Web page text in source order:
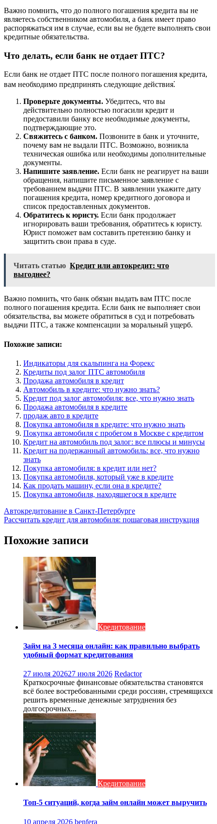
Важно помнить, что до полного погашения кредита вы не
являетесь собственником автомобиля, а банк имеет право
распоряжаться им в случае, если вы не будете выполнять свои
кредитные обязательства.
Что делать, если банк не отдает ПТС?
Если банк не отдает ПТС после полного погашения кредита,
вам необходимо предпринять следующие действия⁚
Проверьте документы. Убедитесь, что вы
действительно полностью погасили кредит и
предоставили банку все необходимые документы,
подтверждающие это.
Свяжитесь с банком. Позвоните в банк и уточните,
почему вам не выдали ПТС. Возможно, возникла
техническая ошибка или необходимы дополнительные
документы.
Напишите заявление. Если банк не реагирует на ваши
обращения, напишите письменное заявление с
требованием выдачи ПТС. В заявлении укажите дату
погашения кредита, номер кредитного договора и
список предоставленных документов.
Обратитесь к юристу. Если банк продолжает
игнорировать ваши требования, обратитесь к юристу.
Юрист поможет вам составить претензию банку и
защитить свои права в суде.
Читать статью Кредит или автокредит: что
выгоднее?
Важно помнить, что банк обязан выдать вам ПТС после
полного погашения кредита. Если банк не выполняет свои
обязательства, вы можете обратиться в суд и потребовать
выдачи ПТС, а также компенсации за моральный ущерб.
Похожие записи:
Индикаторы для скальпинга на Форекс
Кредиты под залог ПТС автомобиля
Продажа автомобиля в кредит
Автомобиль в кредите: что нужно знать?
Кредит под залог автомобиля: все, что нужно знать
Продажа автомобиля в кредите
продаж авто в кредите
Покупка автомобиля в кредите: что нужно знать
Покупка автомобиля с пробегом в Москве с кредитом
Кредит на автомобиль под залог: все плюсы и минусы
Кредит на подержанный автомобиль: все, что нужно
знать
Покупка автомобиля: в кредит или нет?
Покупка автомобиля, который уже в кредите
Как продать машину, если она в кредите?
Покупка автомобиля, находящегося в кредите
Навигация
по
записям
Автокредитование в Санкт-Петербурге
Рассчитать кредит для автомобиля: пошаговая инструкция
Похожие записи
Кредитование
Займ на 3 месяца онлайн: как правильно выбрать
удобный формат кредитования
27 июля 202627 июля 2026 Redactor
Краткосрочные финансовые обязательства становятся
всё более востребованными среди россиян, стремящихся
решить временные денежные затруднения без
долгосрочных...
Кредитование
Топ‑5 ситуаций, когда займ онлайн может выручить
10 апреля 2026 benfera